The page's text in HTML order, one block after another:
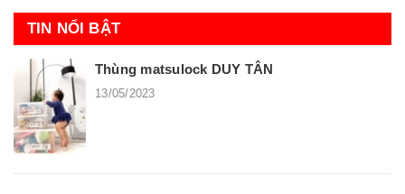
TIN NỔI BẬT
Thùng matsulock DUY TÂN
13/05/2023